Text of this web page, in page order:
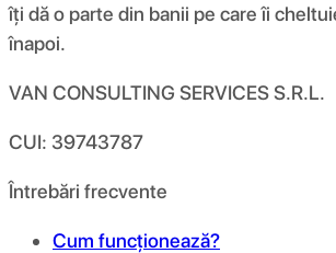
îți dă o parte din banii pe care îi
înapoi.
VAN CONSULTING SERVICES S.R.L.
CUI: 39743787
Întrebări frecvente
Cum funcționează?